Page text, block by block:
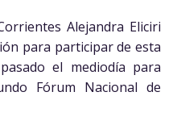
Alejandra Eliciri
para participar de esta
el mediodía para
Fórum Nacional de